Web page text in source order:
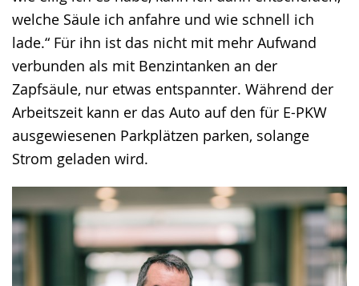
welche Säule ich anfahre und wie schnell ich
lade.“ Für ihn ist das nicht mit mehr Aufwand
verbunden als mit Benzintanken an der
Zapfsäule, nur etwas entspannter. Während der
Arbeitszeit kann er das Auto auf den für E-PKW
ausgewiesenen Parkplätzen parken, solange
Strom geladen wird.